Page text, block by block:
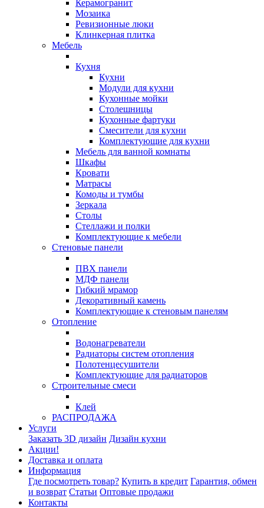
Керамогранит
Мозаика
Ревизионные люки
Клинкерная плитка
Мебель
Кухня
Кухни
Модули для кухни
Кухонные мойки
Столешницы
Кухонные фартуки
Смесители для кухни
Комплектующие для кухни
Мебель для ванной комнаты
Шкафы
Кровати
Матрасы
Комоды и тумбы
Зеркала
Столы
Стеллажи и полки
Комплектующие к мебели
Стеновые панели
ПВХ панели
МДФ панели
Гибкий мрамор
Декоративный камень
Комплектующие к стеновым панелям
Отопление
Водонагреватели
Радиаторы систем отопления
Полотенцесушители
Комплектующие для радиаторов
Строительные смеси
Клей
РАСПРОДАЖА
Услуги
Заказать 3D дизайн Дизайн кухни
Акции!
Доставка и оплата
Информация
Где посмотреть товар? Купить в кредит Гарантия, обмен
и возврат Статьи Оптовые продажи
Контакты